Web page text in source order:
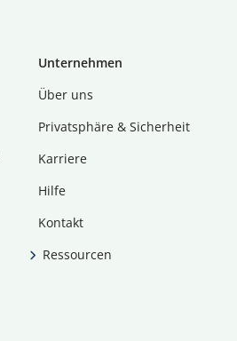
Unternehmen
Über uns
Privatsphäre & Sicherheit
Karriere
Hilfe
Kontakt
Ressourcen